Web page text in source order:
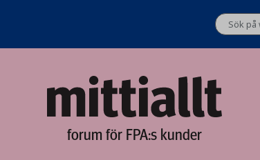
forum för FPA:s kunder